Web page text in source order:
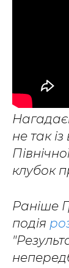
не так
клубок
Раніше
подія